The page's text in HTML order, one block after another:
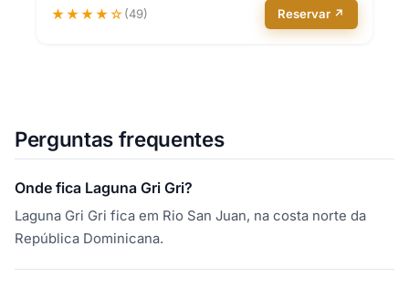
★★★★☆(49) Reservar ↗
Perguntas frequentes
Onde fica Laguna Gri Gri?
Laguna Gri Gri fica em Rio San Juan, na costa norte da
República Dominicana.